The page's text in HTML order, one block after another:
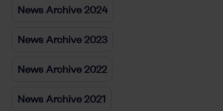
News Archive 2024
News Archive 2023
News Archive 2022
News Archive 2021